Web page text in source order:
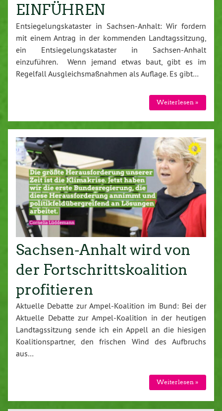
EINFÜHREN
Entsiegelungskataster in Sachsen-Anhalt: Wir fordern
mit einem Antrag in der kommenden Landtagssitzung,
ein Entsiegelungskataster in Sachsen-Anhalt
einzuführen. Wenn jemand etwas baut, gibt es im
Regelfall Ausgleichsmaßnahmen als Auflage. Es gibt…
Weiterlesen »
Sachsen-Anhalt wird von
der Fortschrittskoalition
profitieren
Aktuelle Debatte zur Ampel-Koalition im Bund: Bei der
Aktuelle Debatte zur Ampel-Koalition in der heutigen
Landtagssitzung sende ich ein Appell an die hiesigen
Koalitionspartner, den frischen Wind des Aufbruchs
aus…
Weiterlesen »